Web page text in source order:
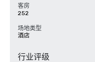
客房
252
场地类型
酒店
行业评级